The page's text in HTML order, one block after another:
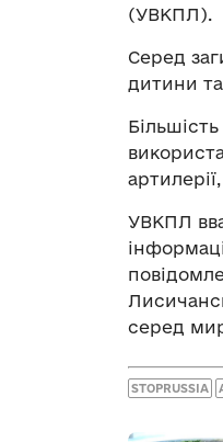
(УВКПЛ).
Серед
дитини
УВКПЛ
серед
STOPRUSSIA